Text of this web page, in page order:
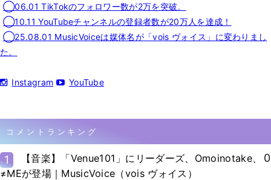
◯06.01 TikTokのフォロワー数が2万を突破。
◯10.11 YouTubeチャンネルの登録者数が20万人を達成！
◯25.08.01 MusicVoiceは媒体名が「vois ヴォイス」に変わりまし
た。
Instagram YouTube
コメントランキング
1
【音楽】「Venue101」にリーダーズ、Omoinotake、
≠MEが登場｜MusicVoice（vois ヴォイス）
0